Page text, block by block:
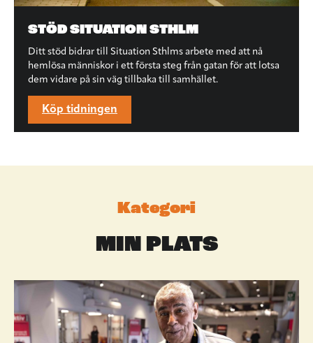
STÖD SITUATION STHLM
Ditt stöd bidrar till Situation Sthlms arbete med att nå
hemlösa människor i ett första steg från gatan för att lotsa
dem vidare på sin väg tillbaka till samhället.
Köp tidningen
MIN PLATS
Kategori